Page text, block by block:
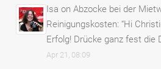
Isa onAbzocke bei der
Reinigungskosten: “Hi
Erfolg! Drücke ganz fest die
Apr 21, 08:09